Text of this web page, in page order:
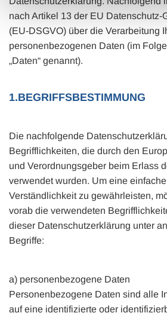
nach Artikel 13 der EU Datenschutz-
(EU-DSGVO) über die Verarbeitung
personenbezogenen Daten (im
„Daten“ genannt).
1.BEGRIFFSBESTIMMUNG
Die nachfolgende
Begrifflichkeiten, die durch den
und Verordnungsgeber beim Erlass
verwendet wurden. Um eine
Verständlichkeit zu gewährleisten,
vorab die verwendeten
dieser Datenschutzerklärung unter
Begriffe:
a) personenbezogene Daten
Personenbezogene Daten sind alle
auf eine identifizierte oder